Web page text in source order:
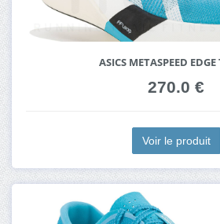
ASICS METASPEED
270.0 €
Voir le produit